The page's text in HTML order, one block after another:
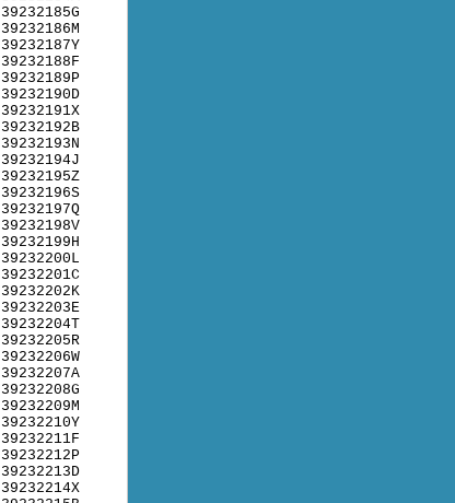
39232185G
39232186M
39232187Y
39232188F
39232189P
39232190D
39232191X
39232192B
39232193N
39232194J
39232195Z
39232196S
39232197Q
39232198V
39232199H
39232200L
39232201C
39232202K
39232203E
39232204T
39232205R
39232206W
39232207A
39232208G
39232209M
39232210Y
39232211F
39232212P
39232213D
39232214X